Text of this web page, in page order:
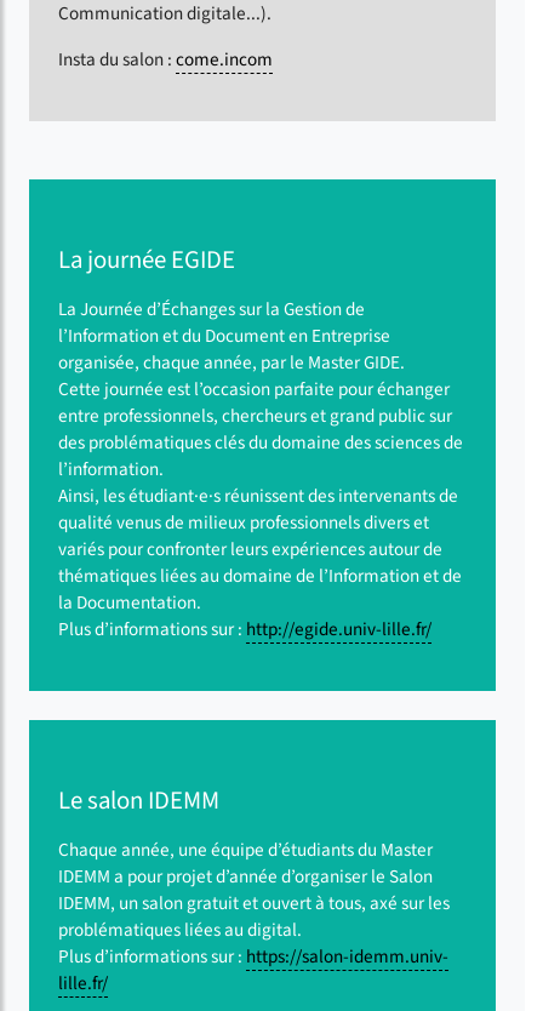
Communication digitale...).
Insta du salon :come.incom
La journée EGIDE
La Journée d’Échanges sur la Gestion de
l’Information et du Document en Entreprise
organisée, chaque année, par le Master GIDE.
Cette journée est l’occasion parfaite pour échanger
entre professionnels, chercheurs et grand public sur
des problématiques clés du domaine des sciences de
l’information.
Ainsi, les étudiant·e·s réunissent des intervenants de
qualité venus de milieux professionnels divers et
variés pour confronter leurs expériences autour de
thématiques liées au domaine de l’Information et de
la Documentation.
Plus d’informations sur : http://egide.univ-lille.fr/
Le salon IDEMM
Chaque année, une équipe d’étudiants du Master
IDEMM a pour projet d’année d’organiser le Salon
IDEMM, un salon gratuit et ouvert à tous, axé sur les
problématiques liées au digital.
Plus d’informations sur : https://salon-idemm.univ-
lille.fr/